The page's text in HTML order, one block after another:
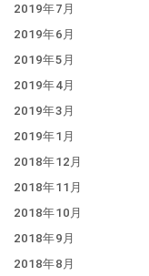
2019年7月
2019年6月
2019年5月
2019年4月
2019年3月
2019年1月
2018年12月
2018年11月
2018年10月
2018年9月
2018年8月